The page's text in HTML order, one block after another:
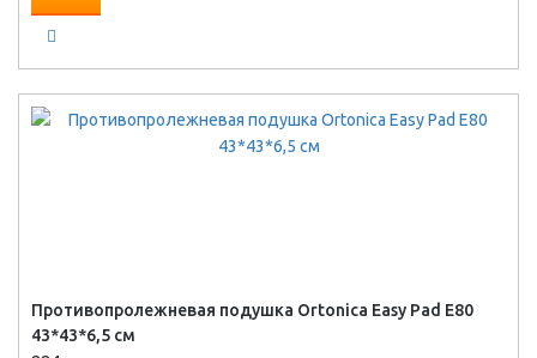
Противопролежневая подушка Ortonica Easy Pad E80
43*43*6,5 см